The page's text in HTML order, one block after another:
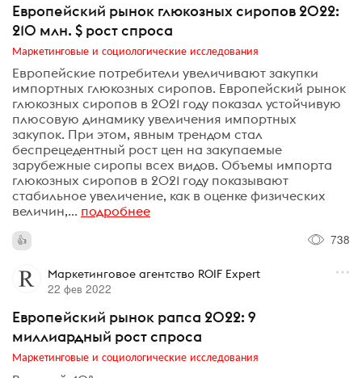
Европейский рынок глюкозных сиропов 2022:
210 млн. $ рост спроса
Маркетинговые и социологические исследования
Европейские потребители увеличивают закупки
импортных глюкозных сиропов. Европейский рынок
глюкозных сиропов в 2021 году показал устойчивую
плюсовую динамику увеличения импортных
закупок. При этом, явным трендом стал
беспрецедентный рост цен на закупаемые
зарубежные сиропы всех видов. Объемы импорта
глюкозных сиропов в 2021 году показывают
стабильное увеличение, как в оценке физических
величин,... подробнее
738
Маркетинговое агентство ROIF Expert
22 фев 2022
Европейский рынок рапса 2022: 9
миллиардный рост спроса
Маркетинговые и социологические исследования